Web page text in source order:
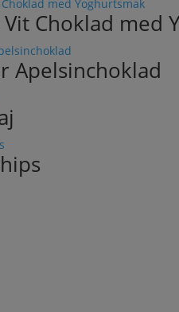
Vit Choklad med
Apelsinchoklad